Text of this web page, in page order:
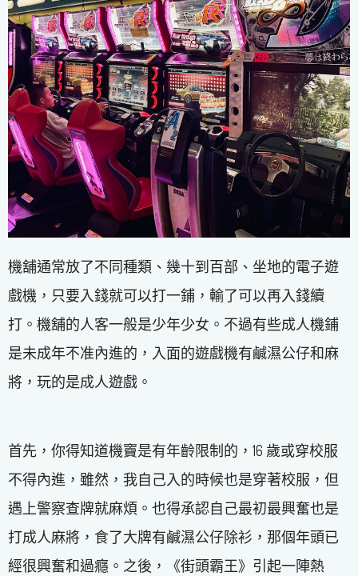
機舖通常放了不同種類、幾十到百部、坐地的電子遊
戲機，只要入錢就可以打一鋪，輸了可以再入錢續
打。機舖的人客一般是少年少女。不過有些成人機鋪
是未成年不准內進的，入面的遊戲機有鹹濕公仔和麻
將，玩的是成人遊戲。
首先，你得知道機竇是有年齡限制的，16 歲或穿校服
不得內進，雖然，我自己入的時候也是穿著校服，但
遇上警察查牌就麻煩。也得承認自己最初最興奮也是
打成人麻將，食了大牌有鹹濕公仔除衫，那個年頭已
經很興奮和過癮。之後，《街頭霸王》引起一陣熱